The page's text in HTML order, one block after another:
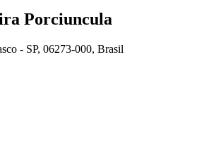
Porciuncula
- SP, 06273-000, Brasil